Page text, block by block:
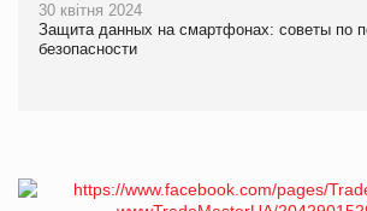
30 квітня 2024
Защита данных на смартфонах: советы по
безопасности